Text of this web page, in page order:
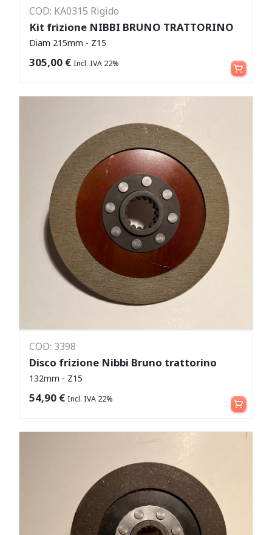
COD: KA0315 Rigido
Kit frizione NIBBI BRUNO TRATTORINO
Diam 215mm - Z15
305,00 € Incl. IVA 22% Aggiungi al carrello
COD: 3398
Disco frizione Nibbi Bruno trattorino
132mm - Z15
54,90 € Incl. IVA 22% Aggiungi al carrello